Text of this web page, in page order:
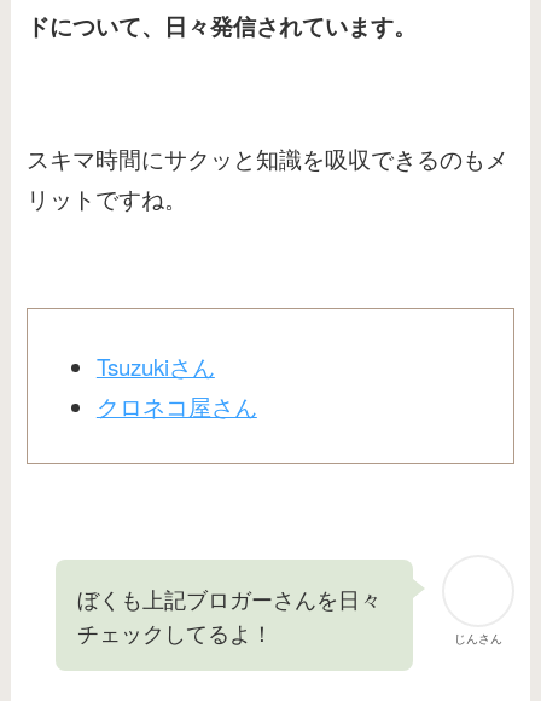
ドについて、日々発信されています。
スキマ時間にサクッと知識を吸収できるのもメ
リットですね。
Tsuzukiさん
クロネコ屋さん
じんさん
ぼくも上記ブロガーさんを日々
チェックしてるよ！